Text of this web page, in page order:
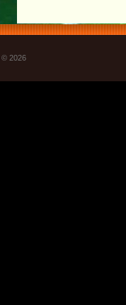
© 2026